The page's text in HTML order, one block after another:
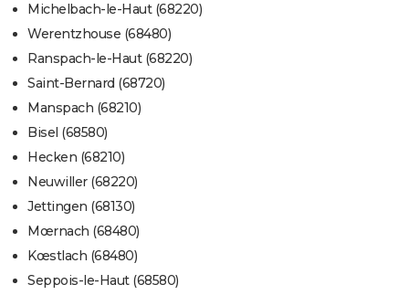
Michelbach-le-Haut (68220)
Werentzhouse (68480)
Ranspach-le-Haut (68220)
Saint-Bernard (68720)
Manspach (68210)
Bisel (68580)
Hecken (68210)
Neuwiller (68220)
Jettingen (68130)
Mœrnach (68480)
Kœstlach (68480)
Seppois-le-Haut (68580)